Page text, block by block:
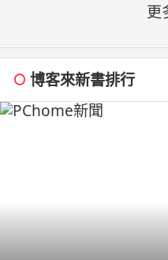
更
博客來新書排行